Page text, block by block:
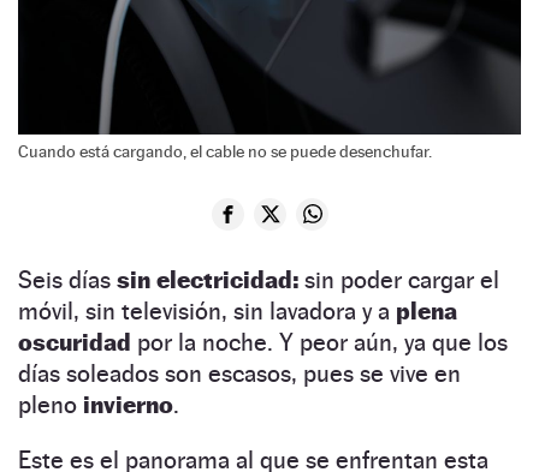
Cuando está cargando, el cable no se puede desenchufar.
Seis días sin electricidad: sin poder cargar el
móvil, sin televisión, sin lavadora y a plena
oscuridad por la noche. Y peor aún, ya que los
días soleados son escasos, pues se vive en
pleno invierno.
Este es el panorama al que se enfrentan esta